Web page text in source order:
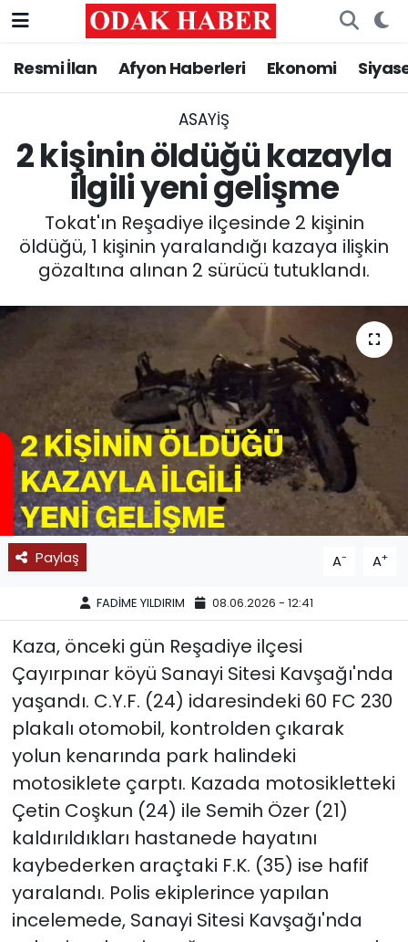
Resmi İlan Afyon Haberleri Ekonomi
ASAYİŞ
2 kişinin öldüğü kazayla
ilgili yeni gelişme
Tokat'ın Reşadiye ilçesinde 2 kişinin
öldüğü, 1 kişinin yaralandığı kazaya ilişkin
gözaltına alınan 2 sürücü tutuklandı.
Paylaş A- A+
FADİME YILDIRIM 08.06.2026 - 12:41
Kaza, önceki gün Reşadiye ilçesi
Çayırpınar köyü Sanayi Sitesi Kavşağı'nda
yaşandı. C.Y.F. (24) idaresindeki 60 FC 230
plakalı otomobil, kontrolden çıkarak
yolun kenarında park halindeki
motosiklete çarptı. Kazada motosikletteki
Çetin Coşkun (24) ile Semih Özer (21)
kaldırıldıkları hastanede hayatını
kaybederken araçtaki F.K. (35) ise hafif
yaralandı. Polis ekiplerince yapılan
incelemede, Sanayi Sitesi Kavşağı'nda
AFYONKARAHİSAR HABERLERİ
ASAYİŞ
GÜNCEL
SİYASET
EĞİTİM
MAGAZİN
SPOR
11:11 MANŞET
Nöbetçi Eczaneler
Trafik Durumu
Süper Lig Puan Durumu ve Fikstür
Tüm Manşetler
Son Dakika Haberleri
Haber Arşivi